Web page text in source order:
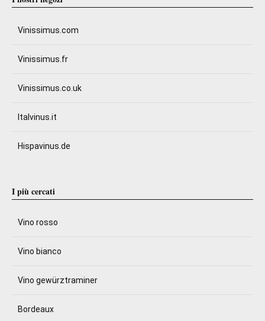
Vinissimus.com
Vinissimus.fr
Vinissimus.co.uk
Italvinus.it
Hispavinus.de
I più cercati
Vino rosso
Vino bianco
Vino gewürztraminer
Bordeaux